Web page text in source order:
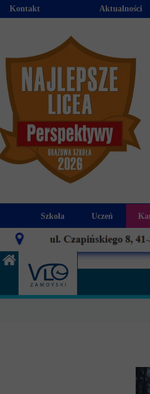
Szkoła
Historia szkoły
Patron szkoły
Uczeń
Kalendarz
Egzaminy i
Projekty
Aktualności
Kontakt